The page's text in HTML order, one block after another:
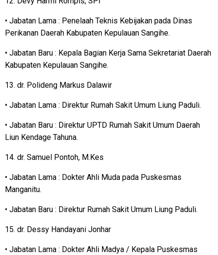
• Jabatan Lama : Penelaah Teknis Kebijakan pada Dinas
Perikanan Daerah Kabupaten Kepulauan Sangihe.
• Jabatan Baru : Kepala Bagian Kerja Sama Sekretariat Daerah
Kabupaten Kepulauan Sangihe.
13. dr. Polideng Markus Dalawir
• Jabatan Lama : Direktur Rumah Sakit Umum Liung Paduli.
• Jabatan Baru : Direktur UPTD Rumah Sakit Umum Daerah
Liun Kendage Tahuna.
14. dr. Samuel Pontoh, M.Kes
• Jabatan Lama : Dokter Ahli Muda pada Puskesmas
Manganitu.
• Jabatan Baru : Direktur Rumah Sakit Umum Liung Paduli.
15. dr. Dessy Handayani Jonhar
• Jabatan Lama : Dokter Ahli Madya / Kepala Puskesmas